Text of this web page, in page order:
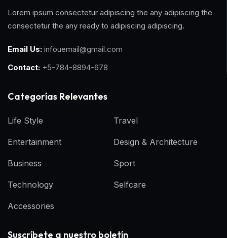
Lorem ipsum consectetur adipiscing the any adipiscing the
consectetur the any ready to adipiscing adipiscing.
Email Us: infouemail@gmail.com
Contact: +5-784-8894-678
Categorías Relevantes
Life Style
Entertainment
Business
Technology
Accessories
Travel
Design & Architecture
Sport
Selfcare
Suscríbete a nuestro boletín